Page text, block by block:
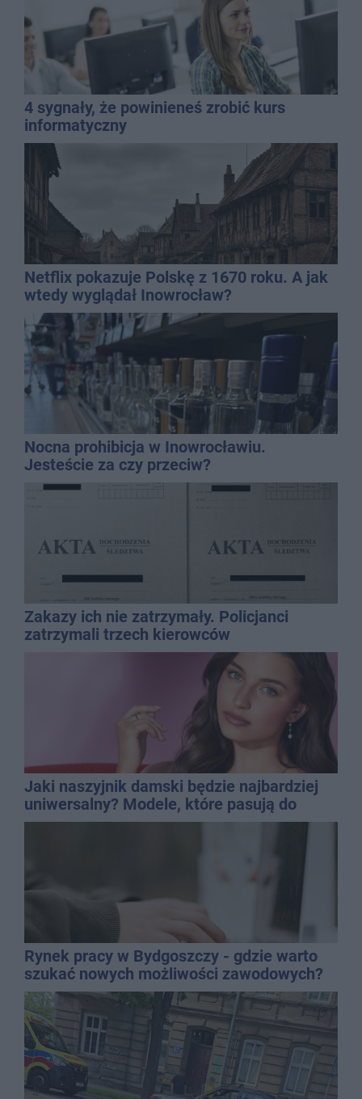
4 sygnały, że powinieneś zrobić kurs
informatyczny
Netflix pokazuje Polskę z 1670 roku. A jak
wtedy wyglądał Inowrocław?
Nocna prohibicja w Inowrocławiu.
Jesteście za czy przeciw?
Zakazy ich nie zatrzymały. Policjanci
zatrzymali trzech kierowców
Jaki naszyjnik damski będzie najbardziej
uniwersalny? Modele, które pasują do
wielu stylizacji
Rynek pracy w Bydgoszczy - gdzie warto
szukać nowych możliwości zawodowych?